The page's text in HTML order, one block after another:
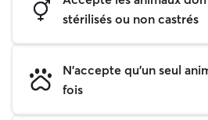
stérilisés ou non castrés
N'accepte qu'un seul
fois